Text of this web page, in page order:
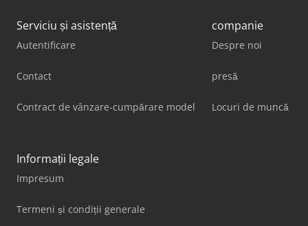
Serviciu și asistență
Autentificare
Contact
Contract de vânzare-cumpărare model
companie
Despre noi
presă
Locuri de muncă
Informații legale
Impresum
Termeni și condiții generale